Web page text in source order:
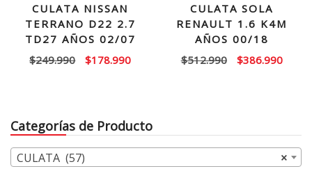
CULATA NISSAN
TERRANO D22 2.7
TD27 AÑOS 02/07
$249.990
El
$249.990.
$178.990El
$178.990.
CULATA SOLA
RENAULT 1.6 K4M
AÑOS 00/18
$512.990
El
$386.990El
Categorías de Producto
×
CULATA (57)